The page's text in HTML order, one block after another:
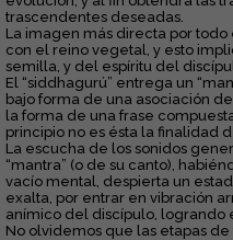
trascendentes deseadas.
La imagen más directa por
con el reino vegetal, y esto
semilla, y del espíritu del
El “siddhagurú” entrega un
bajo forma de una asociación
la forma de una frase
principio no es ésta la finalidad
La escucha de los sonidos
“mantra” (o de su canto),
vacío mental, despierta un
exalta, por entrar en vibración
anímico del discípulo, logrando
No olvidemos que las etapas